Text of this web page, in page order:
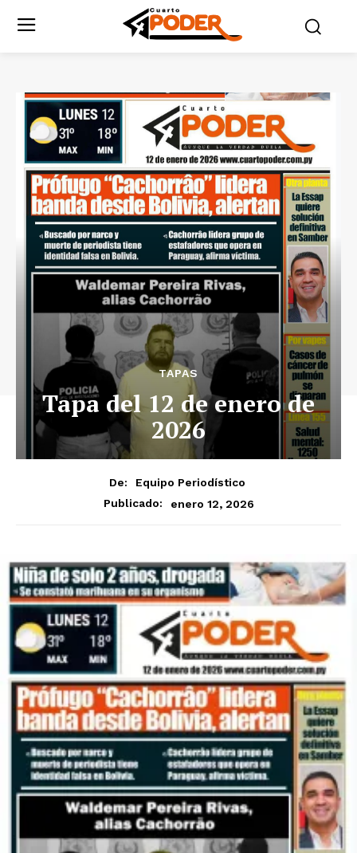
TAPAS
Tapa del 12 de enero de
2026
De:
Equipo Periodístico
Publicado:
enero 12, 2026